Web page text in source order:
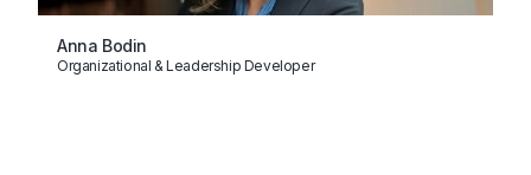
Anna Bodin
Organizational & Leadership Developer